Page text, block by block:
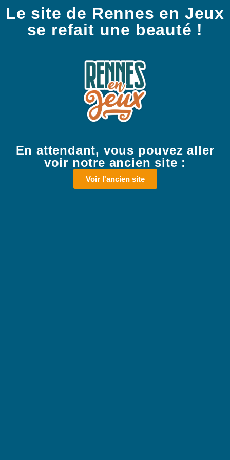
Le site de Rennes en Jeux
se refait une beauté !
En attendant, vous pouvez aller
voir notre ancien site :
Voir l'ancien site